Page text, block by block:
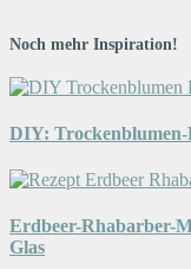
Noch mehr Inspiration!
DIY:
Erdbeer-Rhabarber-
Glas